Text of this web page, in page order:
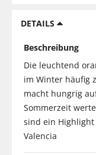
DETAILS
Beschreibung
Die leuchtend
im Winter häufig
macht hungrig
Sommerzeit
sind ein Highlight
Valencia